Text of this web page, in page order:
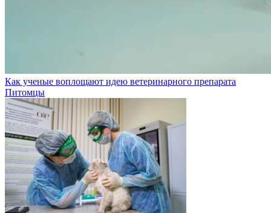
Как ученые воплощают идею ветеринарного препарата
Питомцы